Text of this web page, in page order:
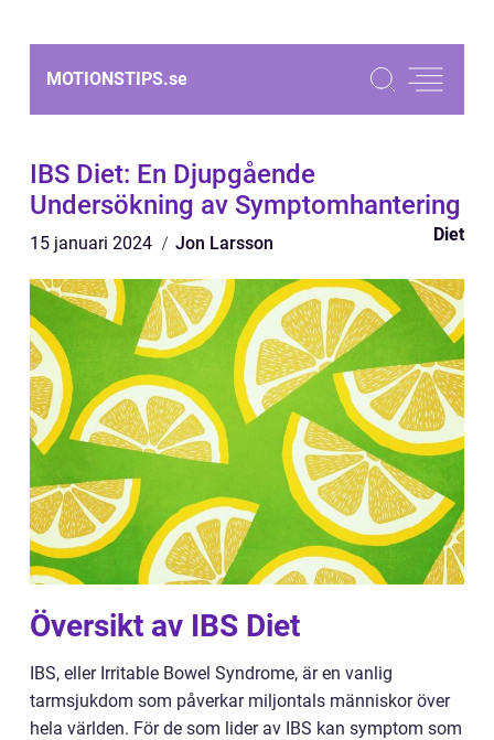
MOTIONSTIPS.se
IBS Diet: En Djupgående
Undersökning av Symptomhantering
15 januari 2024 Jon Larsson Diet
Översikt av IBS Diet
IBS, eller Irritable Bowel Syndrome, är en vanlig
tarmsjukdom som påverkar miljontals människor över
hela världen. För de som lider av IBS kan symptom som